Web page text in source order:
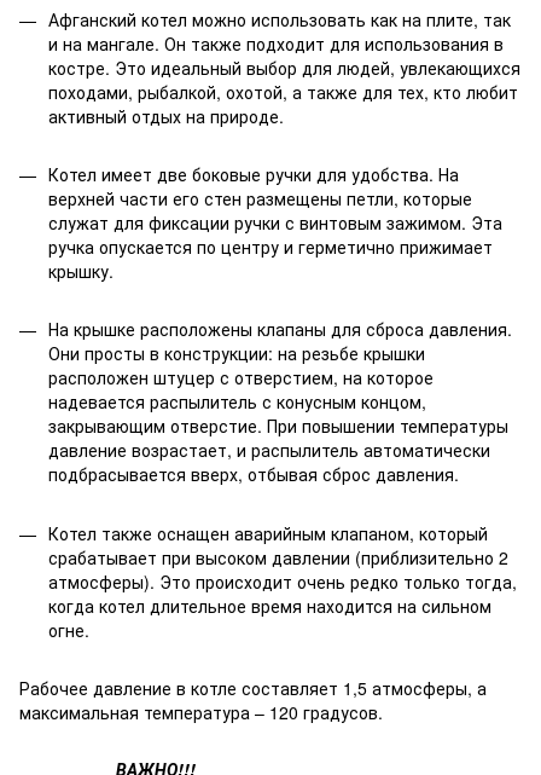
Афганский котел можно использовать как на плите, так
и на мангале. Он также подходит для использования в
костре. Это идеальный выбор для людей, увлекающихся
походами, рыбалкой, охотой, а также для тех, кто любит
активный отдых на природе.
Котел имеет две боковые ручки для удобства. На
верхней части его стен размещены петли, которые
служат для фиксации ручки с винтовым зажимом. Эта
ручка опускается по центру и герметично прижимает
крышку.
На крышке расположены клапаны для сброса давления.
Они просты в конструкции: на резьбе крышки
расположен штуцер с отверстием, на которое
надевается распылитель с конусным концом,
закрывающим отверстие. При повышении температуры
давление возрастает, и распылитель автоматически
подбрасывается вверх, отбывая сброс давления.
Котел также оснащен аварийным клапаном, который
срабатывает при высоком давлении (приблизительно 2
атмосферы). Это происходит очень редко только тогда,
когда котел длительное время находится на сильном
огне.
Рабочее давление в котле составляет 1,5 атмосферы, а
максимальная температура – 120 градусов.
ВАЖНО!!!